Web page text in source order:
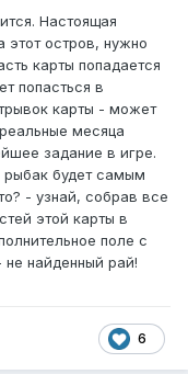
Настоящая
этот остров, нужно
карты попадается
попасться в
карты - может
месяца
задание в игре.
рыбак будет самым
- узнай, собрав все
этой карты в
поле с
найденный рай!
6